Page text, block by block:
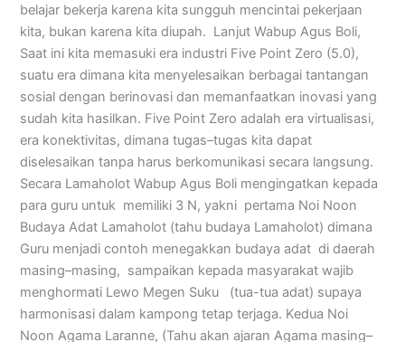
belajar bekerja karena kita sungguh mencintai pekerjaan
kita, bukan karena kita diupah. Lanjut Wabup Agus Boli,
Saat ini kita memasuki era industri Five Point Zero (5.0),
suatu era dimana kita menyelesaikan berbagai tantangan
sosial dengan berinovasi dan memanfaatkan inovasi yang
sudah kita hasilkan. Five Point Zero adalah era virtualisasi,
era konektivitas, dimana tugas–tugas kita dapat
diselesaikan tanpa harus berkomunikasi secara langsung.
Secara Lamaholot Wabup Agus Boli mengingatkan kepada
para guru untuk memiliki 3 N, yakni pertama Noi Noon
Budaya Adat Lamaholot (tahu budaya Lamaholot) dimana
Guru menjadi contoh menegakkan budaya adat di daerah
masing–masing, sampaikan kepada masyarakat wajib
menghormati Lewo Megen Suku (tua-tua adat) supaya
harmonisasi dalam kampong tetap terjaga. Kedua Noi
Noon Agama Laranne, (Tahu akan ajaran Agama masing–